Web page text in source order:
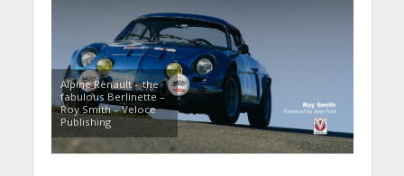
Alpine Renault – the
fabulous Berlinette –
Roy Smith – Veloce
Publishing